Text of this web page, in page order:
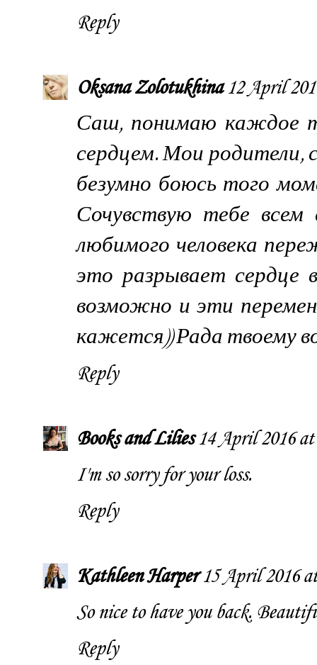
Reply
Oksana Zolotukhina 12 April
Саш, понимаю каждое
сердцем. Мои родители,
безумно боюсь того
Сочувствую тебе
любимого человека
это разрывает сердце
возможно и эти
кажется)) Рада твоему
Reply
Books and Lilies 14 April 2016
I'm so sorry for your loss.
Reply
Kathleen Harper 15 April 2016
So nice to have you back.
Reply